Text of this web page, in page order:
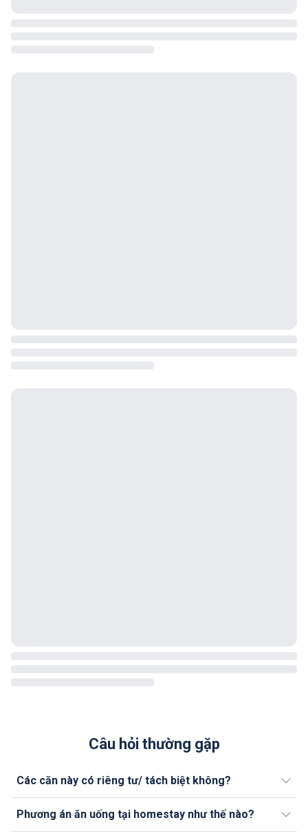
Câu hỏi thường gặp
Các căn này có riêng tư/ tách biệt không?
Phương án ăn uống tại homestay như thế nào?